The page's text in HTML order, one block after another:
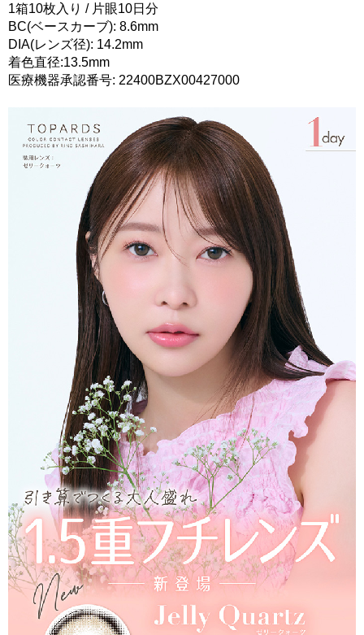
1箱10枚入り / 片眼10日分
BC(ベースカーブ): 8.6mm
DIA(レンズ径): 14.2mm
着色直径:13.5mm
医療機器承認番号: 22400BZX00427000